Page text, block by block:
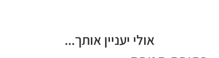
אולי יעניין אותך...